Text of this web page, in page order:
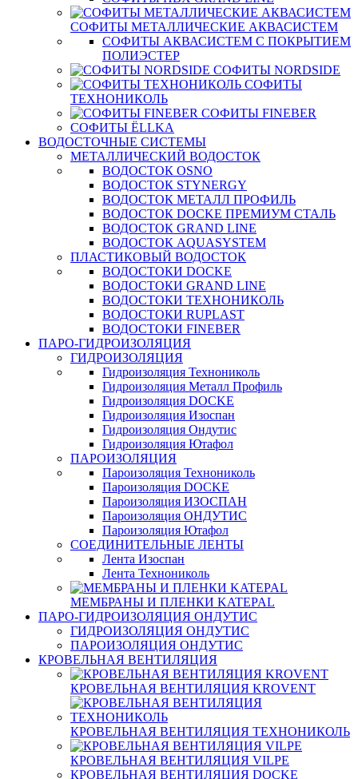
СОФИТЫ МЕТАЛЛИЧЕСКИЕ АКВАСИСТЕМ
СОФИТЫ АКВАСИСТЕМ С ПОКРЫТИЕМ
ПОЛИЭСТЕР
СОФИТЫ NORDSIDE
СОФИТЫ
ТЕХНОНИКОЛЬ
СОФИТЫ FINEBER
СОФИТЫ ЁLLKA
ВОДОСТОЧНЫЕ СИСТЕМЫ
МЕТАЛЛИЧЕСКИЙ ВОДОСТОК
ВОДОСТОК OSNO
ВОДОСТОК STYNERGY
ВОДОСТОК МЕТАЛЛ ПРОФИЛЬ
ВОДОСТОК DOCKE ПРЕМИУМ СТАЛЬ
ВОДОСТОК GRAND LINE
ВОДОСТОК AQUASYSTEM
ПЛАСТИКОВЫЙ ВОДОСТОК
ВОДОСТОКИ DOCKE
ВОДОСТОКИ GRAND LINE
ВОДОСТОКИ ТЕХНОНИКОЛЬ
ВОДОСТОКИ RUPLAST
ВОДОСТОКИ FINEBER
ПАРО-ГИДРОИЗОЛЯЦИЯ
ГИДРОИЗОЛЯЦИЯ
Гидроизоляция Технониколь
Гидроизоляция Металл Профиль
Гидроизоляция DOCKE
Гидроизоляция Изоспан
Гидроизоляция Ондутис
Гидроизоляция Ютафол
ПАРОИЗОЛЯЦИЯ
Пароизоляция Технониколь
Пароизоляция DOCKE
Пароизоляция ИЗОСПАН
Пароизоляция ОНДУТИС
Пароизоляция Ютафол
СОЕДИНИТЕЛЬНЫЕ ЛЕНТЫ
Лента Изоспан
Лента Технониколь
МЕМБРАНЫ И ПЛЕНКИ KATEPAL
ПАРО-ГИДРОИЗОЛЯЦИЯ ОНДУТИС
ГИДРОИЗОЛЯЦИЯ ОНДУТИС
ПАРОИЗОЛЯЦИЯ ОНДУТИС
КРОВЕЛЬНАЯ ВЕНТИЛЯЦИЯ
КРОВЕЛЬНАЯ ВЕНТИЛЯЦИЯ KROVENT
КРОВЕЛЬНАЯ ВЕНТИЛЯЦИЯ ТЕХНОНИКОЛЬ
КРОВЕЛЬНАЯ ВЕНТИЛЯЦИЯ VILPE
КРОВЕЛЬНАЯ ВЕНТИЛЯЦИЯ DOCKE